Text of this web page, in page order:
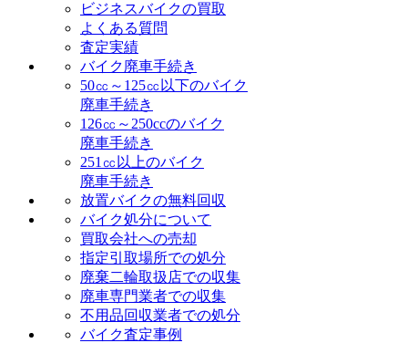
ビジネスバイクの買取
よくある質問
査定実績
バイク廃車手続き
50㏄～125㏄以下のバイク
廃車手続き
126㏄～250ccのバイク
廃車手続き
251㏄以上のバイク
廃車手続き
放置バイクの無料回収
バイク処分について
買取会社への売却
指定引取場所での処分
廃棄二輪取扱店での収集
廃車専門業者での収集
不用品回収業者での処分
バイク査定事例